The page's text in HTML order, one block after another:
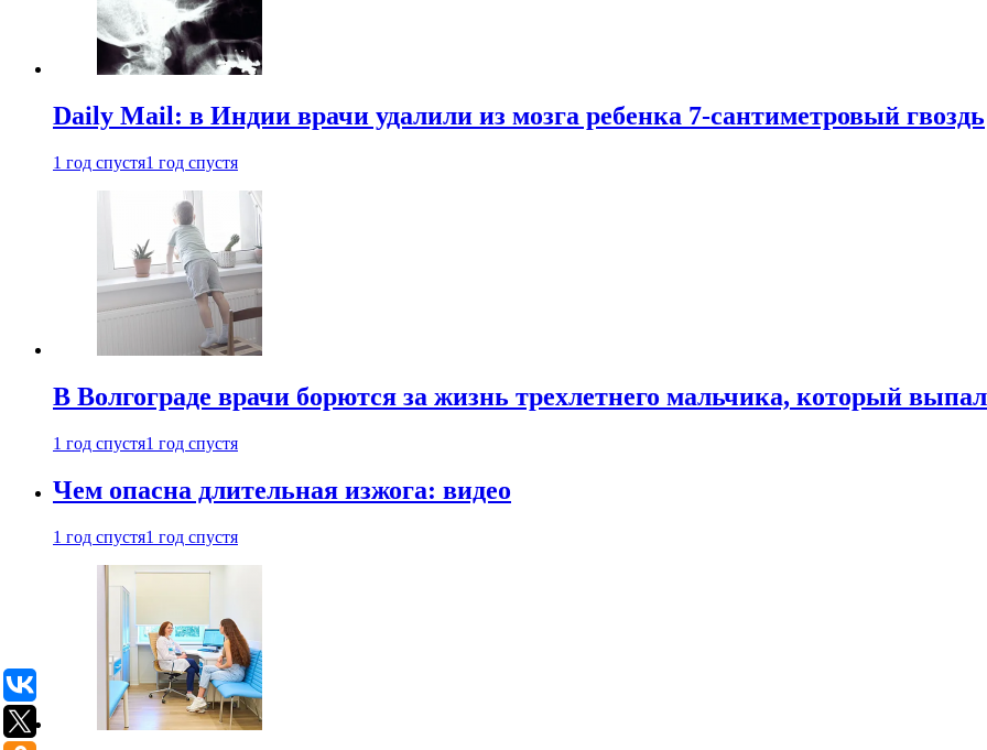
Daily Mail: в Индии врачи удалили из мозга ребенка 7-сантиметровый гвоздь
1 год спустя1 год спустя
В Волгограде врачи борются за жизнь трехлетнего мальчика, который
1 год спустя1 год спустя
Чем опасна длительная изжога: видео
1 год спустя1 год спустя